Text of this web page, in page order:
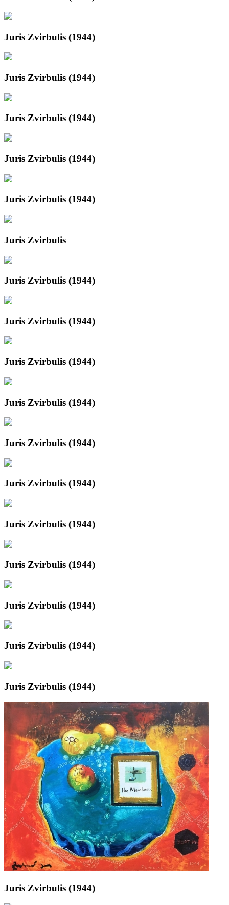
Juris Zvirbulis (1944)
Juris Zvirbulis (1944)
Juris Zvirbulis (1944)
Juris Zvirbulis (1944)
Juris Zvirbulis (1944)
Juris Zvirbulis
Juris Zvirbulis (1944)
Juris Zvirbulis (1944)
Juris Zvirbulis (1944)
Juris Zvirbulis (1944)
Juris Zvirbulis (1944)
Juris Zvirbulis (1944)
Juris Zvirbulis (1944)
Juris Zvirbulis (1944)
Juris Zvirbulis (1944)
Juris Zvirbulis (1944)
Juris Zvirbulis (1944)
Juris Zvirbulis (1944)